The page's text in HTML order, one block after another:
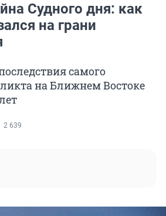
Судного дня: как
на грани
самого
на Ближнем Востоке
2 639